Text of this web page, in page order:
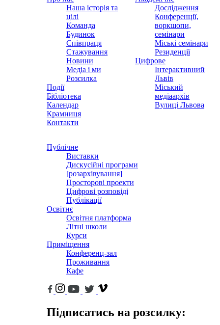
Наша історія та
цілі
Команда
Будинок
Співпраця
Стажування
Новини
Медіа і ми
Розсилка
Події
Бібліотека
Календар
Крамниця
Контакти
Дослідження
Конференції,
воркшопи,
семінари
Міські семінари
Резиденції
Цифрове
Інтерактивний
Львів
Міський
медіаархів
Вулиці Львова
Публічне
Виставки
Дискусійні програми
[розархівування]
Просторові проекти
Цифрові розповіді
Публікації
Освітнє
Освітня платформа
Літні школи
Курси
Приміщення
Конференц-зал
Проживання
Кафе
Підписатись на розсилку: